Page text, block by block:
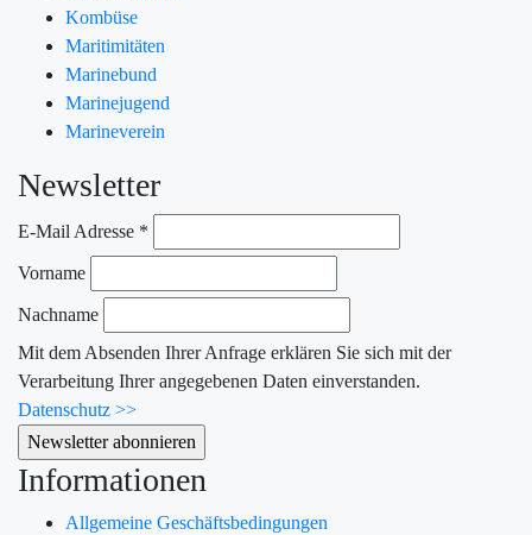
Kombüse
Maritimitäten
Marinebund
Marinejugend
Marineverein
Newsletter
E-Mail Adresse *
Vorname
Nachname
Mit dem Absenden Ihrer Anfrage erklären Sie sich mit der
Verarbeitung Ihrer angegebenen Daten einverstanden.
Datenschutz >>
Informationen
Allgemeine Geschäftsbedingungen